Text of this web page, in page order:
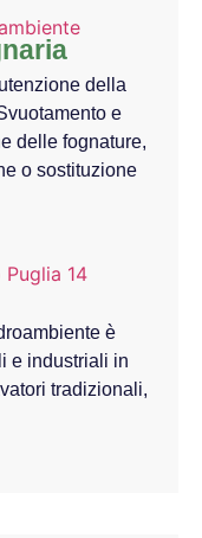
della
e
delle fognature,
o sostituzione
è
e industriali in
tradizionali,